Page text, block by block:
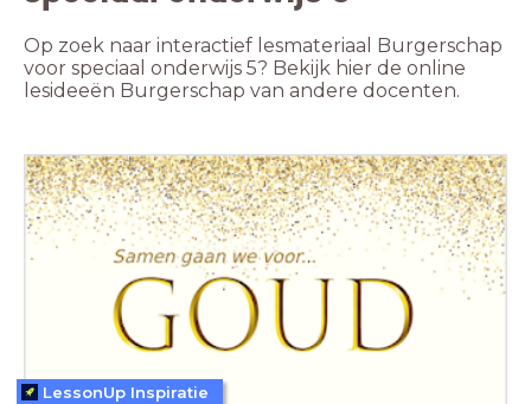
Op zoek naar interactief lesmateriaal Burgerschap
voor speciaal onderwijs 5? Bekijk hier de online
lesideeën Burgerschap van andere docenten.
LessonUp Inspiratie